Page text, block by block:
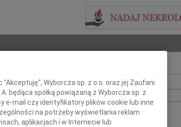
Imię i nazwisko lub numer ogłoszenia:
+ szukanie zaawansowane
Wyborcza sp. z o.o. oraz jej Zaufani
będąca spółką powiązaną z Wyborcza sp. z
e-mail czy identyfikatory plików cookie lub inne
na potrzeby wyświetlania reklam
aplikacjach i w Internecie lub